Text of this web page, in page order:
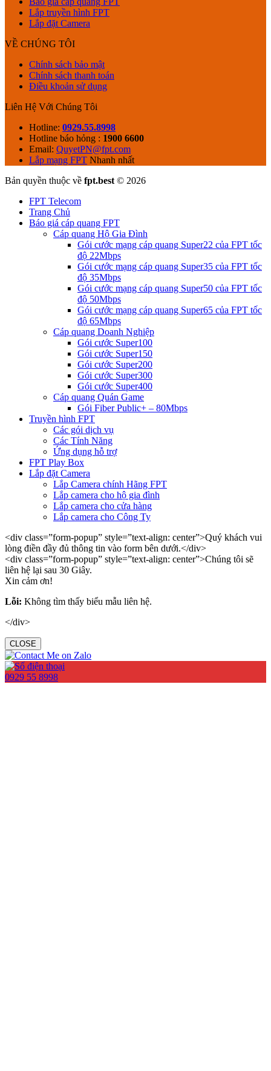
Lắp truyền hình FPT
Lắp đặt Camera
VỀ CHÚNG TÔI
Chính sách bảo mật
Chính sách thanh toán
Điều khoản sử dụng
Liên Hệ Với Chúng Tôi
Hotline: 0929.55.8998
Hotline báo hỏng : 1900 6600
Email: QuyetPN@fpt.com
Lắp mạng FPT Nhanh nhất
Bản quyền thuộc về fpt.best © 2026
FPT Telecom
Trang Chủ
Báo giá cáp quang FPT
Cáp quang Hộ Gia Đình
Gói cước mạng cáp quang Super22 của FPT tốc
độ 22Mbps
Gói cước mạng cáp quang Super35 của FPT tốc
độ 35Mbps
Gói cước mạng cáp quang Super50 của FPT tốc
độ 50Mbps
Gói cước mạng cáp quang Super65 của FPT tốc
độ 65Mbps
Cáp quang Doanh Nghiệp
Gói cước Super100
Gói cước Super150
Gói cước Super200
Gói cước Super300
Gói cước Super400
Cáp quang Quán Game
Gói Fiber Public+ – 80Mbps
Truyền hình FPT
Các gói dịch vụ
Các Tính Năng
Ứng dụng hỗ trợ
FPT Play Box
Lắp đặt Camera
Lắp Camera chính Hãng FPT
Lắp camera cho hộ gia đình
Lắp camera cho cửa hàng
Lắp camera cho Công Ty
<div class=”form-popup” style=”text-align: center”>Quý khách vui
lòng điền đầy đủ thông tin vào form bên dưới.</div>
<div class=”form-popup” style=”text-align: center”>Chúng tôi sẽ
liên hệ lại sau 30 Giây.
Xin cảm ơn!
Lỗi: Không tìm thấy biểu mẫu liên hệ.
</div>
CLOSE
0929 55 8998